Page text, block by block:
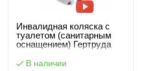
Инвалидная коляска c
туалетом (санитарным
оснащением) Гертруда
В наличии